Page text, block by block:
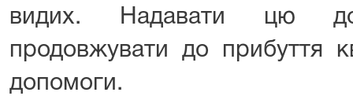
видих. Надавати цю
продовжувати до прибуття
допомоги.